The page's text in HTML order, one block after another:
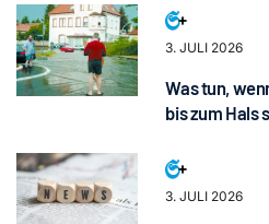
3. JULI 2026
Was tun,
bis zum Hals
3. JULI 2026